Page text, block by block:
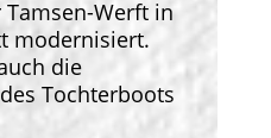
Werft in
modernisiert.
die
Tochterboots